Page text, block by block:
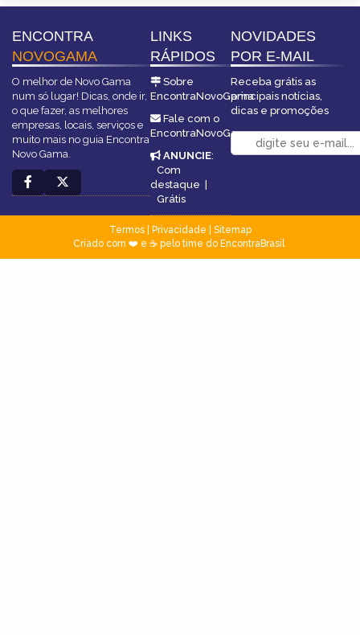
ENCONTRA
NOVOGAMA
O melhor de Novo Gama
num só lugar! Dicas, onde ir,
o que fazer, as melhores
empresas, locais, serviços e
muito mais no guia Encontra
Novo Gama.
LINKS
RÁPIDOS
Sobre
EncontraNovoGama
Fale com o
EncontraNovoGama
ANUNCIE:
Com
destaque |
Grátis
NOVIDADES
POR E-MAIL
Receba grátis as
principais notícias,
dicas e promoções
Termos| Privacidade
Sitemap
Criado com ❤️ e ☕ pelo time do EncontraBrasil